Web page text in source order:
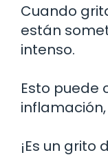
Cuando
están
intenso.
Esto puede
¡Es un grito